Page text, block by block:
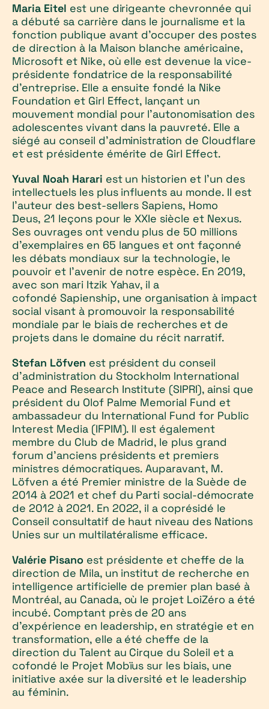
Maria Eitel est une dirigeante chevronnée qui
a débuté sa carrière dans le journalisme et la
fonction publique avant d'occuper des postes
de direction à la Maison blanche américaine,
Microsoft et Nike, où elle est devenue la vice-
présidente fondatrice de la responsabilité
d'entreprise. Elle a ensuite fondé la Nike
Foundation et Girl Effect, lançant un
mouvement mondial pour l'autonomisation des
adolescentes vivant dans la pauvreté. Elle a
siégé au conseil d'administration de Cloudflare
et est présidente émérite de Girl Effect.
Yuval Noah Harari est un historien et l'un des
intellectuels les plus influents au monde. Il est
l'auteur des best-sellers Sapiens, Homo
Deus, 21 leçons pour le XXIe siècle et Nexus.
Ses ouvrages ont vendu plus de 50 millions
d'exemplaires en 65 langues et ont façonné
les débats mondiaux sur la technologie, le
pouvoir et l'avenir de notre espèce. En 2019,
avec son mari Itzik Yahav, il a
cofondé Sapienship, une organisation à impact
social visant à promouvoir la responsabilité
mondiale par le biais de recherches et de
projets dans le domaine du récit narratif.
Stefan Löfven est président du conseil
d'administration du Stockholm International
Peace and Research Institute (SIPRI), ainsi que
président du Olof Palme Memorial Fund et
ambassadeur du International Fund for Public
Interest Media (IFPIM). Il est également
membre du Club de Madrid, le plus grand
forum d'anciens présidents et premiers
ministres démocratiques. Auparavant, M.
Löfven a été Premier ministre de la Suède de
2014 à 2021 et chef du Parti social-démocrate
de 2012 à 2021. En 2022, il a coprésidé le
Conseil consultatif de haut niveau des Nations
Unies sur un multilatéralisme efficace.
Valérie Pisanoest présidente et cheffe de la
direction de Mila, un institut de recherche en
intelligence artificielle de premier plan basé à
Montréal, au Canada, où le projet LoiZéro a été
incubé. Comptant près de 20 ans
d’expérience en leadership, en stratégie et en
transformation, elle a été cheffe de la
direction du Talent au Cirque du Soleil et a
cofondé le Projet Mobïus sur les biais, une
initiative axée sur la diversité et le leadership
au féminin.